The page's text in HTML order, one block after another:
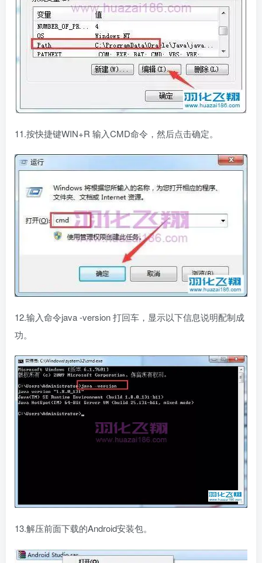
11.按快捷键WIN+R 输入CMD命令，然后点击确定。
12.输入命令java -version 打回车，显示以下信息说明配制成
功。
13.解压前面下载的Android安装包。